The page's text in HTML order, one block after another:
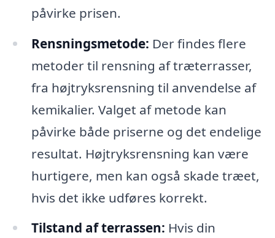
påvirke prisen.
Rensningsmetode: Der findes flere
metoder til rensning af træterrasser,
fra højtryksrensning til anvendelse af
kemikalier. Valget af metode kan
påvirke både priserne og det endelige
resultat. Højtryksrensning kan være
hurtigere, men kan også skade træet,
hvis det ikke udføres korrekt.
Tilstand af terrassen: Hvis din